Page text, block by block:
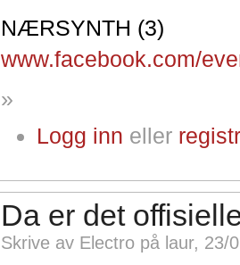
NÆRSYNTH (3)
www.facebook.com/
»
Logg inn eller
Da er det
Skrive av Electro på laur, 23/